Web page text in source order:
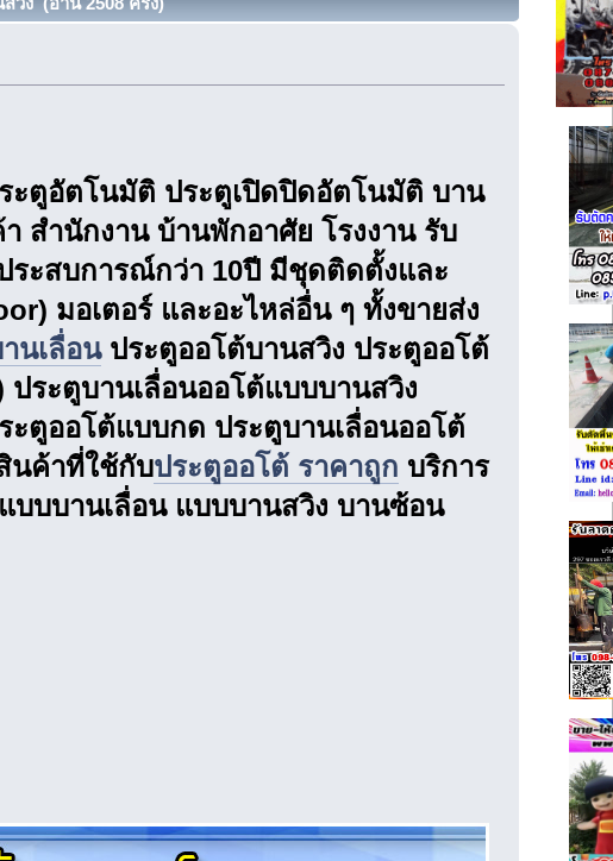
ะตูอัตโนมัติ ประตูเปิดปิดอัตโนมัติ บาน
สำนักงาน บ้านพักอาศัย โรงงาน รับ
ะสบการณ์กว่า 10ปี มีชุดติดตั้งและ
มอเตอร์ และอะไหล่อื่น ๆ ทั้งขายส่ง
นเลื่อนประตูออโต้บานสวิง ประตูออโต้
ระตูบานเลื่อนออโต้แบบบานสวิง
ตูออโต้แบบกด ประตูบานเลื่อนออโต้
นค้าที่ใช้กับประตูออโต้ ราคาถูก บริการ
บบานเลื่อน แบบบานสวิง บานซ้อน